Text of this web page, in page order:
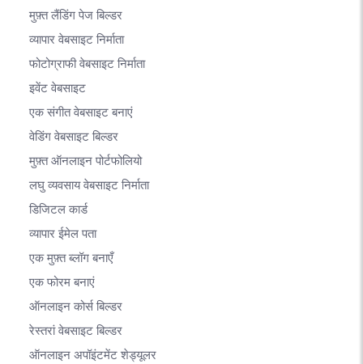
मुफ़्त लैंडिंग पेज बिल्डर
व्यापार वेबसाइट निर्माता
फोटोग्राफी वेबसाइट निर्माता
इवेंट वेबसाइट
एक संगीत वेबसाइट बनाएं
वेडिंग वेबसाइट बिल्डर
मुफ़्त ऑनलाइन पोर्टफोलियो
लघु व्यवसाय वेबसाइट निर्माता
डिजिटल कार्ड
व्यापार ईमेल पता
एक मुफ़्त ब्लॉग बनाएँ
एक फोरम बनाएं
ऑनलाइन कोर्स बिल्डर
रेस्तरां वेबसाइट बिल्डर
ऑनलाइन अपॉइंटमेंट शेड्यूलर